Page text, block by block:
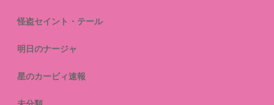
怪盗セイント・テール
明日のナージャ
星のカービィ速報